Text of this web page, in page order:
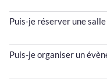
Puis-je réserver une salle
Puis-je organiser un